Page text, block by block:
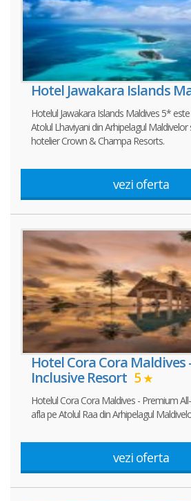
Hotel Jawakara Islands
Hotelul Jawakara Islands Maldives 5*
Atolul Lhaviyani din Arhipelagul Maldivelor
hotelier Crown & Champa Resorts.
vezi oferta
Hotel Cora Cora Maldives
Inclusive Resort 5
Hotelul Cora Cora Maldives - Premium
afla pe Atolul Raa din Arhipelagul
vezi oferta